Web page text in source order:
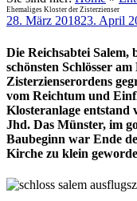
Ehemaliges Kloster der Zisterzienser
28. März 201823. April
Die Reichsabtei Salem,
schönsten Schlösser am
Zisterzienserordens
vom Reichtum und
Klosteranlage entstand
Jhd. Das Münster, im
Baubeginn war Ende
Kirche zu klein